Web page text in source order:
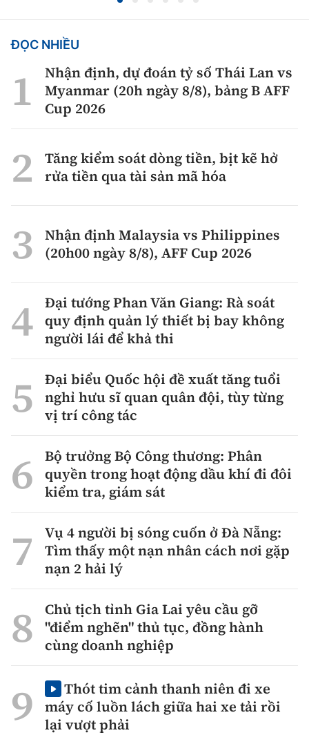
ĐỌC NHIỀU
Nhận định, dự đoán tỷ số Thái Lan vs
Myanmar (20h ngày 8/8), bảng B AFF
Cup 2026
Tăng kiểm soát dòng tiền, bịt kẽ hở
rửa tiền qua tài sản mã hóa
Nhận định Malaysia vs Philippines
(20h00 ngày 8/8), AFF Cup 2026
Đại tướng Phan Văn Giang: Rà soát
quy định quản lý thiết bị bay không
người lái để khả thi
Đại biểu Quốc hội đề xuất tăng tuổi
nghỉ hưu sĩ quan quân đội, tùy từng
vị trí công tác
Bộ trưởng Bộ Công thương: Phân
quyền trong hoạt động dầu khí đi đôi
kiểm tra, giám sát
Vụ 4 người bị sóng cuốn ở Đà Nẵng:
Tìm thấy một nạn nhân cách nơi gặp
nạn 2 hải lý
Chủ tịch tỉnh Gia Lai yêu cầu gỡ
"điểm nghẽn" thủ tục, đồng hành
cùng doanh nghiệp
Thót tim cảnh thanh niên đi xe
máy cố luồn lách giữa hai xe tải rồi
lại vượt phải